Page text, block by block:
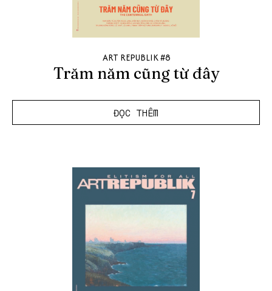
ART REPUBLIK #8
Trăm năm cũng từ đây
ĐỌC THÊM